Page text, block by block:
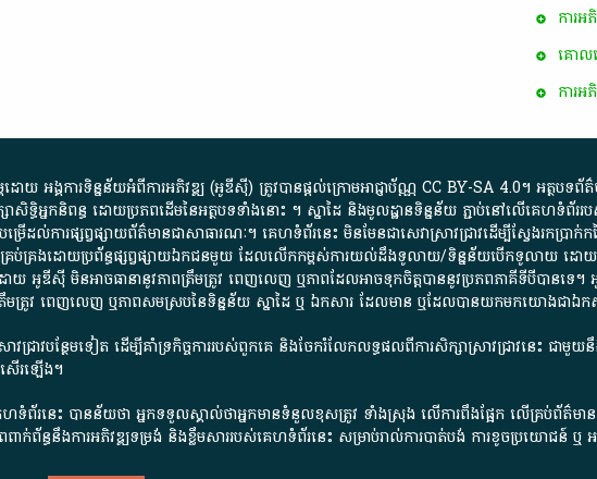
ការ​អ
គោល
ការអ
យ​ អង្គការ​ទិន្នន័យ​អំពី​ការអភិវឌ្ឍ​​ (អូ​ឌី​ស៊ី)​ ត្រូវ​បាន​ផ្តល់​ក្រោម​អាជ្ញាប័ណ្ណ​ CC BY-SA 4.0។​ អត្ថបទ​ព័
ទ្ធិអ្នកនិពន្ធ ដោយ​ប្រភពដើម​នៃ​​អត្ថបទទាំង​នោះ​ ។​ ស្នាដៃ​ និង​មូលដ្ឋាន​ទិន្នន័យ ​ភ្ជាប់​នៅ​លើ​គេហទំព័
ារ​ផ្សព្វផ្សាយ​ព័ត៌មាន​ជា​សាធារណៈ​។​ គេហទំព័រ​នេះ​ មិនមែន​ជា​សេវា​ស្រាវជ្រាវ​ដើម្បី​ស្វែងរកប្រា
ាន​គ្រប់គ្រង​ដោយ​ប្រព័ន្ធ​ផ្សព្វផ្សាយ​ឯកជន​មួយ​ ដែល​លើកកម្ពស់​ការ​យល់​ដឹង​ទូលាយ​/​ទិន្នន័យ​បើក​ទូលាយ​
អូ​ឌី​ស៊ី​ មិន​អាច​ធានា​នូវ​ភាព​ត្រឹមត្រូវ​ ពេញលេញ​ ឬ​ភាព​ដែល​អាច​ទុកចិត្ត​បាននូវ​ប្រភព​ភាគី​ទី​បី​បាន​ទេ​។​
រឹមត្រូវ​ ពេញលេញ​ ឬ​ភាព​សម​ស្រប​នៃ​ទិន្នន័យ​ ស្នាដៃ​ ឬ​ ឯកសារ​ ដែល​មាន​ ឬ​ដែល​បាន​យក​មក​យោង​ជា​ឯក
ជ្រាវបន្ថែមទៀត ដើម្បីគាំទ្រកិច្ចការ​របស់ពួកគេ និងចែករំលែកលទ្ធផលពីការសិក្សាស្រាវជ្រាវនេះ ជាមួយ
ើរឡើង។
ទំព័រនេះ បានន័យថា អ្នកទទួលស្គាល់ថាអ្នកមានទំនួលខុសត្រូវ ទាំងស្រុង លើការពឹងផ្អែក លើគ្រប់ព័ត៌
ពាក់ព័ន្ធនឹងការអភិវឌ្ឍទម្រង់ និងខ្លឹមសាររបស់គេហទំព័រនេះ សម្រាប់រាល់ការបាត់បង់ ការខូចប្រយោជន៍ ឬ